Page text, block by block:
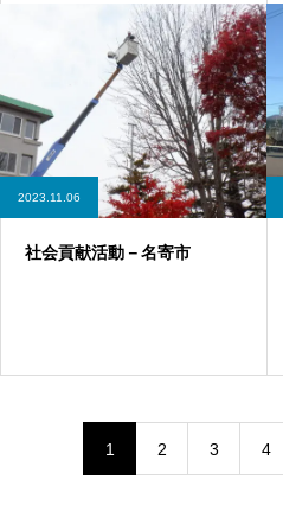
2023.11.06
社会貢献活動－名寄市
1 2 3 4